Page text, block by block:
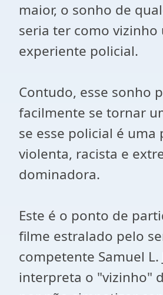
maior, o sonho de
seria ter como vizinho
experiente policial.
Contudo, esse sonho
facilmente se tornar
se esse policial é uma
violenta, racista e
dominadora.
Este é o ponto de
filme estralado pelo
competente Samuel L.
interpreta o "vizinho"